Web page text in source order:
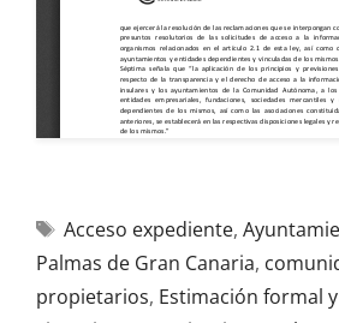
Acceso expediente,
Palmas de Gran Canaria,
propietarios, Estimación formal